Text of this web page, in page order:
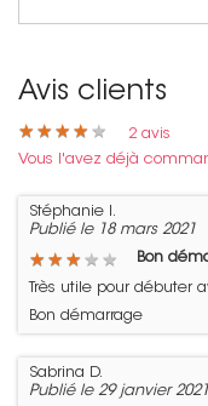
Avis clients
★ ★ ★ ★ ★
★ ★ ★ ★ ★ 2 avis
Vous l'avez déjà
Stéphanie I.
Publié le 18 mars 2021
★ ★ ★ ★ ★
★ ★ ★ ★ ★ Bon
Très utile pour débuter
Bon démarrage
Sabrina D.
Publié le 29 janvier 2021